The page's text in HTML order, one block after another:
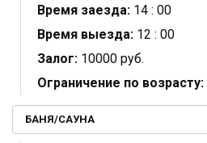
Время заезда: 14 : 00
Время выезда: 12 : 00
Залог: 10000 руб.
Ограничение по возрасту:
БАНЯ/САУНА